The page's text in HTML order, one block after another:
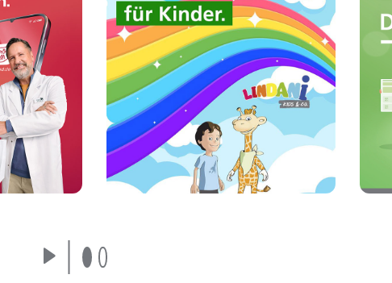
selbst
ganz
Unsere LINDANI Welt für
Kinder und Eltern: Tolle
Mal- und Bastelvorlagen,
Gewinnspiele, Rezepte
und vieles mehr!
Mehr erfahren